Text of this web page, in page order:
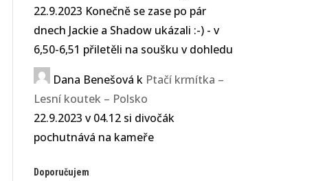
22.9.2023 Konečně se zase po pár
dnech Jackie a Shadow ukázali :-) - v
6,50-6,51 přiletěli na soušku v dohledu
Dana Benešová k Ptačí krmítka –
Lesní koutek – Polsko
22.9.2023 v 04.12 si divočák
pochutnává na kameře
Doporučujem